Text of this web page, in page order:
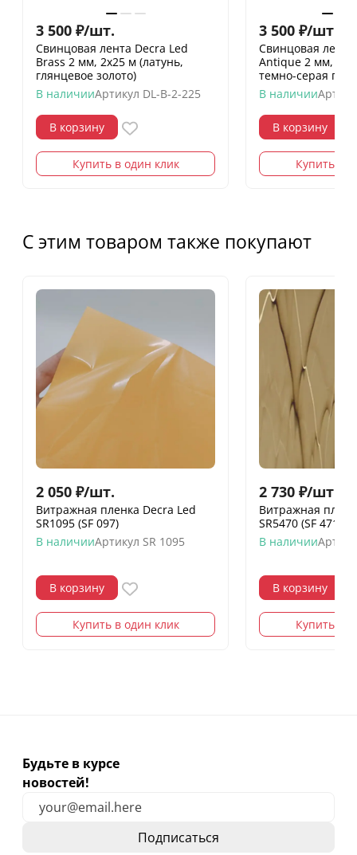
3 500 ₽/шт.
Свинцовая лента Decra Led
Brass 2 мм, 2х25 м (латунь,
глянцевое золото)
В наличииАртикул DL-B-2-225
В корзину
Купить в один клик
3 500 ₽/шт.
Свинцовая
Antique 2 мм,
темно-серая
В наличии
В корзину
Купить в
С этим товаром также покупают
2 050 ₽/шт.
Витражная пленка Decra Led
SR1095 (SF 097)
В наличииАртикул SR 1095
В корзину
Купить в один клик
2 730 ₽/шт.
Витражная
SR5470 (SF 471)
В наличии
В корзину
Купить в
Будьте в курсе
новостей!